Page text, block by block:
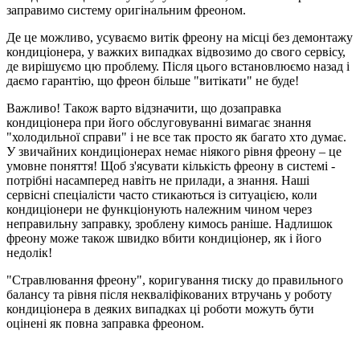
заправимо систему оригінальним фреоном.
Де це можливо, усуваємо витік фреону на місці без демонтажу
кондиціонера, у важких випадках відвозимо до свого сервісу,
де вирішуємо цю проблему. Після цього встановлюємо назад і
даємо гарантію, що фреон більше "витікати" не буде!
Важливо! Також варто відзначити, що дозаправка
кондиціонера при його обслуговуванні вимагає знання
"холодильної справи" і не все так просто як багато хто думає.
У звичайних кондиціонерах немає ніякого рівня фреону – це
умовне поняття! Щоб з'ясувати кількість фреону в системі -
потрібні насамперед навіть не прилади, а знання. Наші
сервісні спеціалісти часто стикаються із ситуацією, коли
кондиціонери не функціонують належним чином через
неправильну заправку, зроблену кимось раніше. Надлишок
фреону може також швидко вбити кондиціонер, як і його
недолік!
"Стравлювання фреону", коригування тиску до правильного
балансу та рівня після некваліфікованих втручань у роботу
кондиціонера в деяких випадках ці роботи можуть бути
оцінені як повна заправка фреоном.